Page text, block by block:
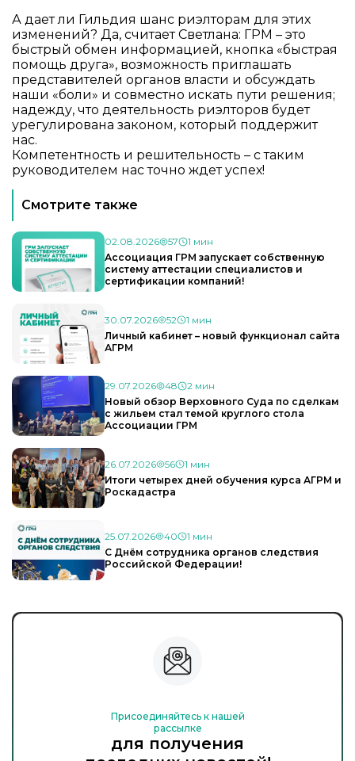
А дает ли Гильдия шанс риэлторам для этих
изменений? Да, считает Светлана: ГРМ – это
быстрый обмен информацией, кнопка «быстрая
помощь друга», возможность приглашать
представителей органов власти и обсуждать
наши «боли» и совместно искать пути решения;
надежду, что деятельность риэлторов будет
урегулирована законом, который поддержит
нас.
Компетентность и решительность – с таким
руководителем нас точно ждет успех!
Смотрите также
02.08.2026 57
1 мин
Ассоциация ГРМ запускает собственную
систему аттестации специалистов и
сертификации компаний!
30.07.2026 52
1 мин
Личный кабинет – новый функционал сайта
АГРМ
29.07.2026 48
2 мин
Новый обзор Верховного Суда по сделкам
с жильем стал темой круглого стола
Ассоциации ГРМ
26.07.2026 56
1 мин
Итоги четырех дней обучения курса АГРМ и
Роскадастра
25.07.2026 40
1 мин
С Днём сотрудника органов следствия
Российской Федерации!
Присоединяйтесь к нашей
рассылке
для получения